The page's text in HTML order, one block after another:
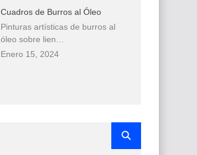
Cuadros de Burros al Óleo
Pinturas artísticas de burros al
óleo sobre lien…
Enero 15, 2024